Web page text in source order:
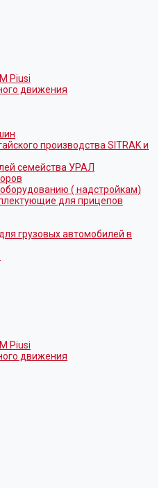
Piusi
движения
производства SITRAK и
семейства УРАЛ
( надстройкам)
для прицепов
грузовых автомобилей в
Piusi
движения